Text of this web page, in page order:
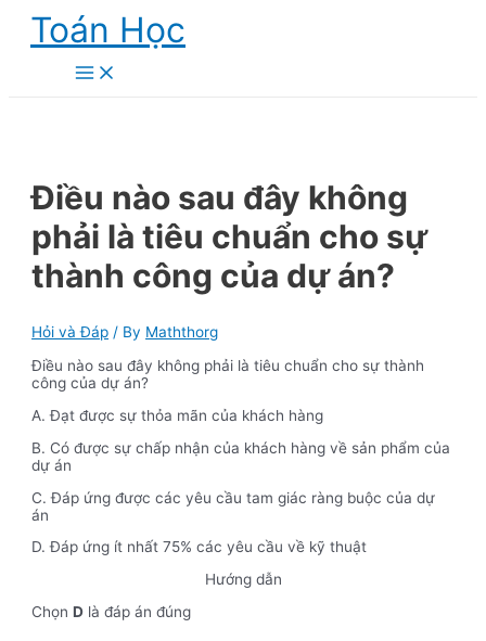
Skip
content
Toán Học
Main
Menu
Điều nào sau đây không
phải là tiêu chuẩn cho sự
thành công của dự án?
Hỏi và Đáp / By Maththorg
Điều nào sau đây không phải là tiêu chuẩn cho sự thành
công của dự án?
A. Đạt được sự thỏa mãn của khách hàng
B. Có được sự chấp nhận của khách hàng về sản phẩm của
dự án
C. Đáp ứng được các yêu cầu tam giác ràng buộc của dự
án
D. Đáp ứng ít nhất 75% các yêu cầu về kỹ thuật
Hướng dẫn
ChọnD là đáp án đúng